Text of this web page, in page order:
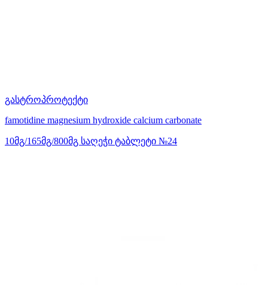
გასტროპროტექტი
famotidine magnesium hydroxide calcium carbonate
10მგ/165მგ/800მგ საღეჭი ტაბლეტი №24